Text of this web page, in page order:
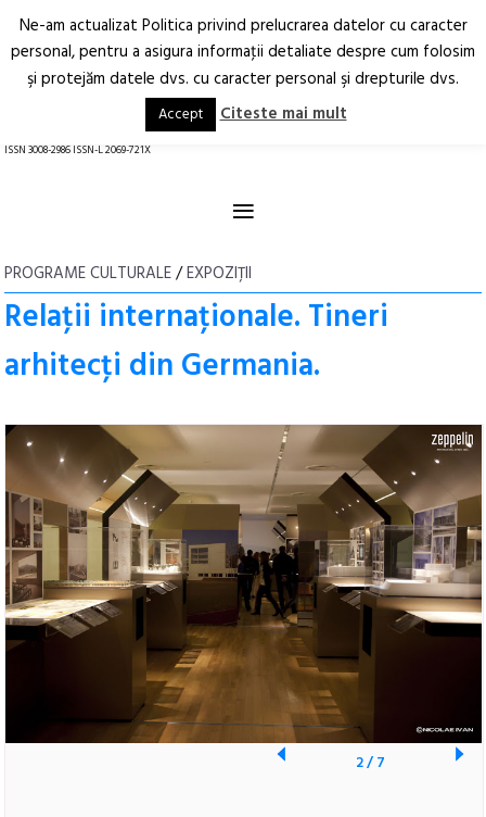
Arhitectură.
Oraș.
RO EN
ISSN 3008-2986 ISSN-L 2069-721X
≡
PROGRAME CULTURALE/EXPOZIŢII
Relaţii internaţionale. Tineri
arhitecţi din Germania.
2/7
Ne-am actualizat Politica privind prelucrarea datelor cu caracter
personal, pentru a asigura informaţii detaliate despre cum folosim
şi protejăm datele dvs. cu caracter personal şi drepturile dvs.
Accept Citeste mai mult